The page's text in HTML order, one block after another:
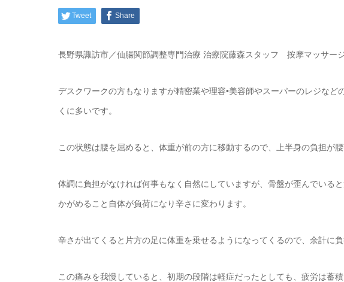
Tweet Share
長野県諏訪市／仙腸関節調整専門治療 治療院藤森スタッフ 按摩マッサージ
デスクワークの方もなりますが精密業や理容•美容師やスーパーのレジなど
くに多いです。
この状態は腰を屈めると、体重が前の方に移動するので、上半身の負担が腰
体調に負担がなければ何事もなく自然にしていますが、骨盤が歪んでいる
かがめること自体が負荷になり辛さに変わります。
辛さが出てくると片方の足に体重を乗せるようになってくるので、余計に負
この痛みを我慢していると、初期の段階は軽症だったとしても、疲労は蓄